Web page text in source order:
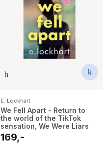
E. Lockhart
We Fell Apart - Return to
the world of the TikTok
sensation, We Were Liars
169,-